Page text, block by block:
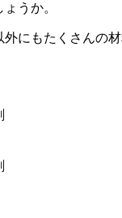
うか。
にもたくさんの